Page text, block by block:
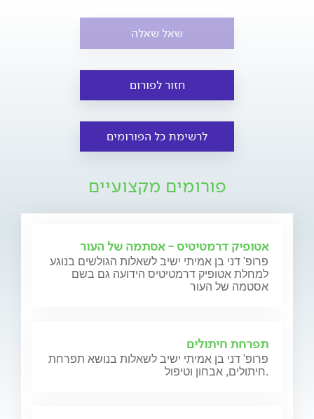
שאל שאלה
חזור לפורום
לרשימת כל הפורומים
פורומים מקצועיים
אטופיק דרמטיטיס - אסתמה של העור
פרופ' דני בן אמיתי ישיב לשאלות הגולשים בנוגע
למחלת אטופיק דרמטיטיס הידועה גם בשם
אסטמה של העור
תפרחת חיתולים
פרופ' דני בן אמיתי ישיב לשאלות בנושא תפרחת
חיתולים, אבחון וטיפול.